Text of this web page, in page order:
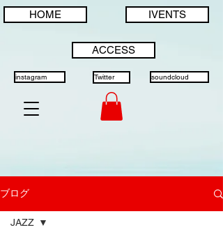
soundcloud
Twitter
instagram
IVENTS
HOME
ACCESS
ブログ
JAZZ